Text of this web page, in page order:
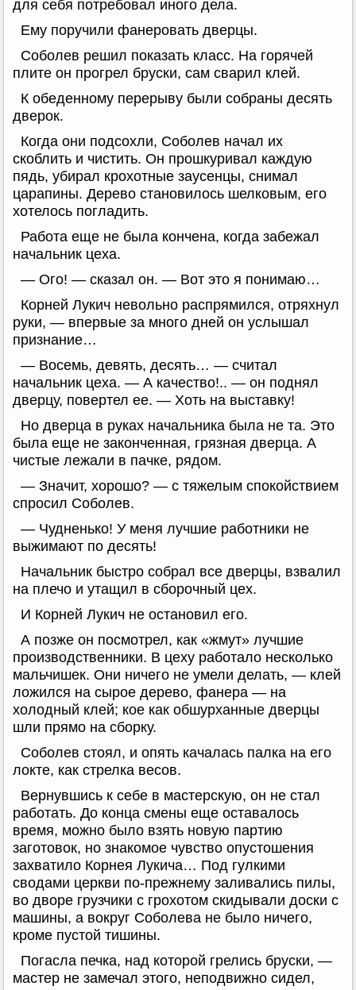
для себя потребовал иного дела.
Ему поручили фанеровать дверцы.
Соболев решил показать класс. На горячей
плите он прогрел бруски, сам сварил клей.
К обеденному перерыву были собраны десять
дверок.
Когда они подсохли, Соболев начал их
скоблить и чистить. Он прошкуривал каждую
пядь, убирал крохотные заусенцы, снимал
царапины. Дерево становилось шелковым, его
хотелось погладить.
Работа еще не была кончена, когда забежал
начальник цеха.
— Ого! — сказал он. — Вот это я понимаю…
Корней Лукич невольно распрямился, отряхнул
руки, — впервые за много дней он услышал
признание…
— Восемь, девять, десять… — считал
начальник цеха. — А качество!.. — он поднял
дверцу, повертел ее. — Хоть на выставку!
Но дверца в руках начальника была не та. Это
была еще не законченная, грязная дверца. А
чистые лежали в пачке, рядом.
— Значит, хорошо? — с тяжелым спокойствием
спросил Соболев.
— Чудненько! У меня лучшие работники не
выжимают по десять!
Начальник быстро собрал все дверцы, взвалил
на плечо и утащил в сборочный цех.
И Корней Лукич не остановил его.
А позже он посмотрел, как «жмут» лучшие
производственники. В цеху работало несколько
мальчишек. Они ничего не умели делать, — клей
ложился на сырое дерево, фанера — на
холодный клей; кое как обшурханные дверцы
шли прямо на сборку.
Соболев стоял, и опять качалась палка на его
локте, как стрелка весов.
Вернувшись к себе в мастерскую, он не стал
работать. До конца смены еще оставалось
время, можно было взять новую партию
заготовок, но знакомое чувство опустошения
захватило Корнея Лукича… Под гулкими
сводами церкви по-прежнему заливались пилы,
во дворе грузчики с грохотом скидывали доски с
машины, а вокруг Соболева не было ничего,
кроме пустой тишины.
Погасла печка, над которой грелись бруски, —
мастер не замечал этого, неподвижно сидел,